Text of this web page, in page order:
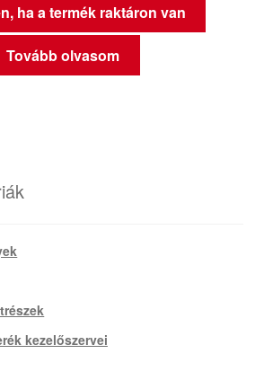
ha a termék raktáron van
Tovább olvasom
kezelőszervei